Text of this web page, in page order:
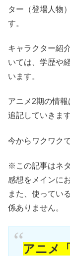
ター（登場人物
す。
キャラクター紹
いては、学歴や
います。
アニメ2期の情
追記していきます
今からワクワク
※この記事はネ
感想をメインに
また、使ってい
係ありません。
アニメ